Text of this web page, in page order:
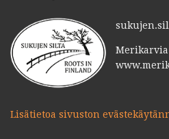
Lisätietoa sivuston